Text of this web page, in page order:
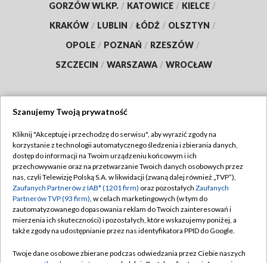
GORZÓW WLKP. / KATOWICE / KIELCE /
KRAKÓW / LUBLIN / ŁÓDŹ / OLSZTYN /
OPOLE / POZNAŃ / RZESZÓW /
SZCZECIN / WARSZAWA / WROCŁAW
TVP
Abonament TVP
Emisja w TVP
Centrum informacji TVP
Naziemna Telewizja Cyfrowa
Regulamin TVP
Polityka prywatności
Moje zgody
Pomoc
Szanujemy Twoją prywatność
Kliknij "Akceptuję i przechodzę do serwisu", aby wyrazić zgody na
korzystanie z technologii automatycznego śledzenia i zbierania danych,
dostęp do informacji na Twoim urządzeniu końcowym i ich
przechowywanie oraz na przetwarzanie Twoich danych osobowych przez
nas, czyli Telewizję Polską S.A. w likwidacji (zwaną dalej również „TVP”),
Zaufanych Partnerów z IAB* (1201 firm) oraz pozostałych Zaufanych
Partnerów TVP (93 firm), w celach marketingowych (w tym do
zautomatyzowanego dopasowania reklam do Twoich zainteresowań i
mierzenia ich skuteczności) i pozostałych, które wskazujemy poniżej, a
także zgody na udostępnianie przez nas identyfikatora PPID do Google.
Twoje dane osobowe zbierane podczas odwiedzania przez Ciebie naszych